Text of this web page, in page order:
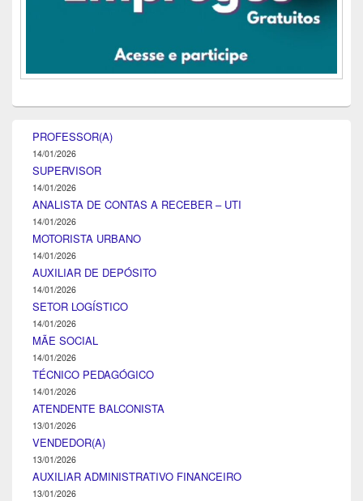
PROFESSOR(A)
14/01/2026
SUPERVISOR
14/01/2026
ANALISTA DE CONTAS A RECEBER – UTI
14/01/2026
MOTORISTA URBANO
14/01/2026
AUXILIAR DE DEPÓSITO
14/01/2026
SETOR LOGÍSTICO
14/01/2026
MÃE SOCIAL
14/01/2026
TÉCNICO PEDAGÓGICO
14/01/2026
ATENDENTE BALCONISTA
13/01/2026
VENDEDOR(A)
13/01/2026
AUXILIAR ADMINISTRATIVO FINANCEIRO
13/01/2026